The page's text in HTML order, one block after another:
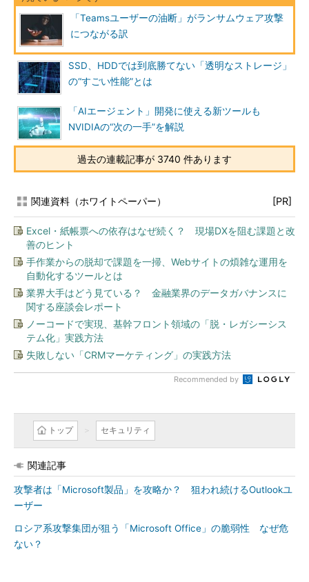
「Teamsユーザーの油断」がランサムウェア攻撃
につながる訳
SSD、HDDでは到底勝てない「透明なストレージ」
の“すごい性能”とは
「AIエージェント」開発に使える新ツールも
NVIDIAの“次の一手”を解説
過去の連載記事が 3740 件あります
関連資料（ホワイトペーパー） [PR]
Excel・紙帳票への依存はなぜ続く？ 現場DXを阻む課題と改
善のヒント
手作業からの脱却で課題を一掃、Webサイトの煩雑な運用を
自動化するツールとは
業界大手はどう見ている？ 金融業界のデータガバナンスに
関する座談会レポート
ノーコードで実現、基幹フロント領域の「脱・レガシーシス
テム化」実践方法
失敗しない「CRMマーケティング」の実践方法
Recommended by
トップ セキュリティ
関連記事
攻撃者は「Microsoft製品」を攻略か？ 狙われ続けるOutlookユ
ーザー
ロシア系攻撃集団が狙う「Microsoft Office」の脆弱性 なぜ危
ない？